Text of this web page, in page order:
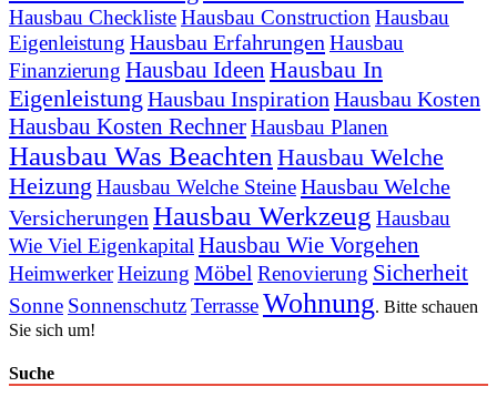
Hausbau ChecklisteHausbau Construction Hausbau
Eigenleistung Hausbau Erfahrungen Hausbau
Finanzierung Hausbau Ideen Hausbau In
Eigenleistung Hausbau Inspiration Hausbau Kosten
Hausbau Kosten RechnerHausbau Planen
Hausbau Was Beachten Hausbau Welche
Heizung Hausbau Welche SteineHausbau Welche
Versicherungen Hausbau Werkzeug Hausbau
Wie Viel Eigenkapital Hausbau Wie Vorgehen
HeimwerkerHeizung Möbel Renovierung Sicherheit
Sonne SonnenschutzTerrasseWohnung. Bitte schauen
Sie sich um!
Suche